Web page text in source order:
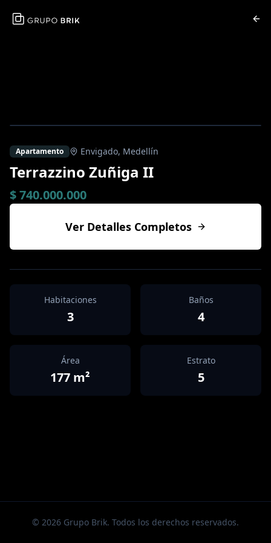
Apartamento Envigado, Medellín
Terrazzino Zuñiga II
$ 740.000.000
Ver Detalles Completos
Habitaciones
3
Baños
4
Área
177 m²
Estrato
5
© 2026 Grupo Brik. Todos los derechos reservados.